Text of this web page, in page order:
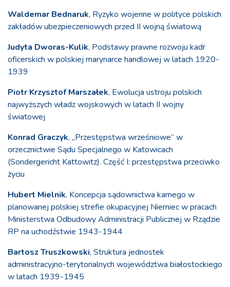
Waldemar Bednaruk, Ryzyko wojenne w polityce polskich
zakładów ubezpieczeniowych przed II wojną światową
Judyta Dworas-Kulik, Podstawy prawne rozwoju kadr
oficerskich w polskiej marynarce handlowej w latach 1920-
1939
Piotr Krzysztof Marszałek, Ewolucja ustroju polskich
najwyższych władz wojskowych w latach II wojny
światowej
Konrad Graczyk, „Przestępstwa wrześniowe” w
orzecznictwie Sądu Specjalnego w Katowicach
(Sondergericht Kattowitz). Część I: przestępstwa przeciwko
życiu
Hubert Mielnik, Koncepcja sądownictwa karnego w
planowanej polskiej strefie okupacyjnej Niemiec w pracach
Ministerstwa Odbudowy Administracji Publicznej w Rządzie
RP na uchodźstwie 1943-1944
Bartosz Truszkowski, Struktura jednostek
administracyjno-terytorialnych województwa białostockiego
w latach 1939-1945